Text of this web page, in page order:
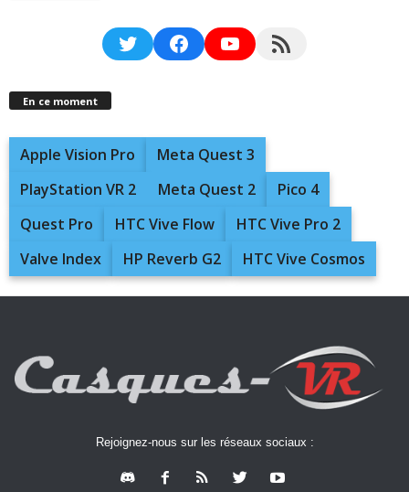
TwitterFacebookYouTubeRSS Feed
En ce moment
Apple Vision Pro
Meta Quest 3
PlayStation VR 2
Meta Quest 2
Pico 4
Quest Pro
HTC Vive Flow
HTC Vive Pro 2
Valve Index
HP Reverb G2 HTC Vive Cosmos
Rejoignez-nous sur les réseaux sociaux :